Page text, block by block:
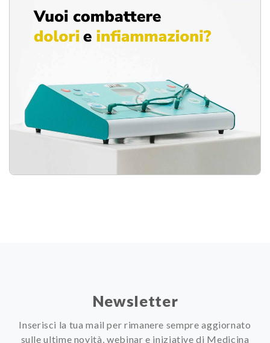
Newsletter
Inserisci la tua mail per rimanere sempre aggiornato
sulle ultime novità, webinar e iniziative di Medicina